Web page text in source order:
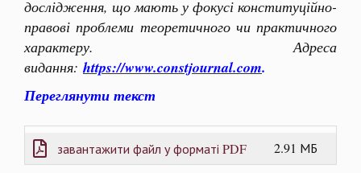
дослідження, що мають у фокусі конституційно-
правові проблеми теоретичного чи практичного
характеру. Адреса
видання: https://www.constjournal.com.
Переглянути текст
завантажити файл у форматі PDF 2.91 МБ